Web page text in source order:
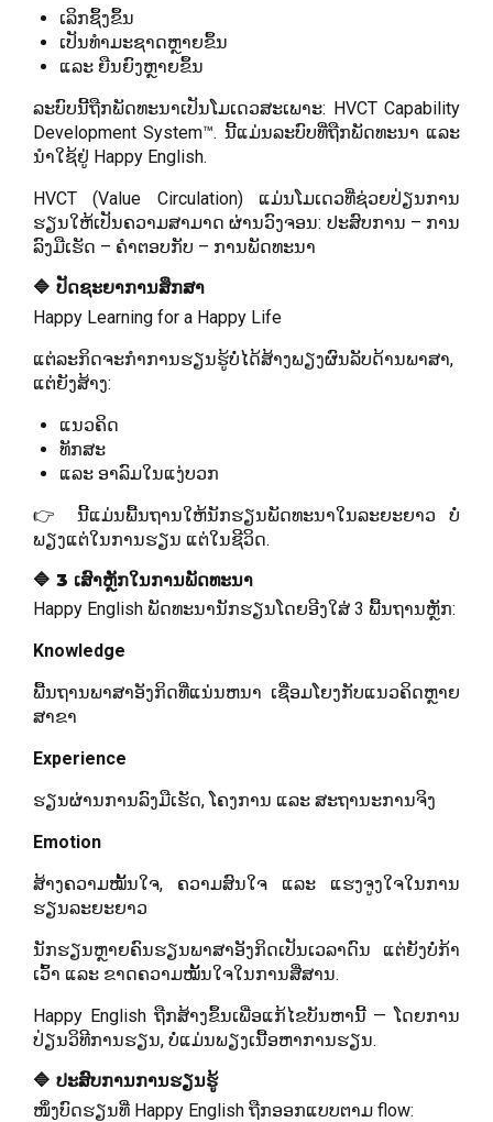
ເລິກຊຶ້ງຂຶ້ນ
ເປັນທຳມະຊາດຫຼາຍຂຶ້ນ
ແລະ ຍືນຍົງຫຼາຍຂຶ້ນ
ລະບົບນີ້ຖືກພັດທະນາເປັນໂມເດວສະເພາະ: HVCT Capability
Development System™. ນີ້ແມ່ນລະບົບທີ່ຖືກພັດທະນາ ແລະ
ນຳໃຊ້ຢູ່ Happy English.
HVCT (Value Circulation) ແມ່ນໂມເດວທີ່ຊ່ວຍປ່ຽນການ
ຮຽນໃຫ້ເປັນຄວາມສາມາດ ຜ່ານວົງຈອນ: ປະສົບການ – ການ
ລົງມືເຮັດ – ຄຳຕອບກັບ – ການພັດທະນາ
🔷 ປັດຊະຍາການສຶກສາ
Happy Learning for a Happy Life
ແຕ່ລະກິດຈະກຳການຮຽນຮູ້ບໍ່ໄດ້ສ້າງພຽງຜົນລັບດ້ານພາສາ,
ແຕ່ຍັງສ້າງ:
ແນວຄິດ
ທັກສະ
ແລະ ອາລົມໃນແງ່ບວກ
👉 ນີ້ແມ່ນພື້ນຖານໃຫ້ນັກຮຽນພັດທະນາໃນລະຍະຍາວ ບໍ່
ພຽງແຕ່ໃນການຮຽນ ແຕ່ໃນຊີວິດ.
🔷 3 ເສົາຫຼັກໃນການພັດທະນາ
Happy English ພັດທະນານັກຮຽນໂດຍອີງໃສ່ 3 ພື້ນຖານຫຼັກ:
Knowledge
ພື້ນຖານພາສາອັງກິດທີ່ແນ່ນຫນາ ເຊື່ອມໂຍງກັບແນວຄິດຫຼາຍ
ສາຂາ
Experience
ຮຽນຜ່ານການລົງມືເຮັດ, ໂຄງການ ແລະ ສະຖານະການຈິງ
Emotion
ສ້າງຄວາມໝັ້ນໃຈ, ຄວາມສົນໃຈ ແລະ ແຮງຈູງໃຈໃນການ
ຮຽນລະຍະຍາວ
ນັກຮຽນຫຼາຍຄົນຮຽນພາສາອັງກິດເປັນເວລາດົນ ແຕ່ຍັງບໍ່ກ້າ
ເວົ້າ ແລະ ຂາດຄວາມໝັ້ນໃຈໃນການສື່ສານ.
Happy English ຖືກສ້າງຂຶ້ນເພື່ອແກ້ໄຂບັນຫານີ້ — ໂດຍການ
ປ່ຽນວິທີການຮຽນ, ບໍ່ແມ່ນພຽງເນື້ອຫາການຮຽນ.
🔷 ປະສົບການການຮຽນຮູ້
ໜຶ່ງບົດຮຽນທີ່ Happy English ຖືກອອກແບບຕາມ flow: